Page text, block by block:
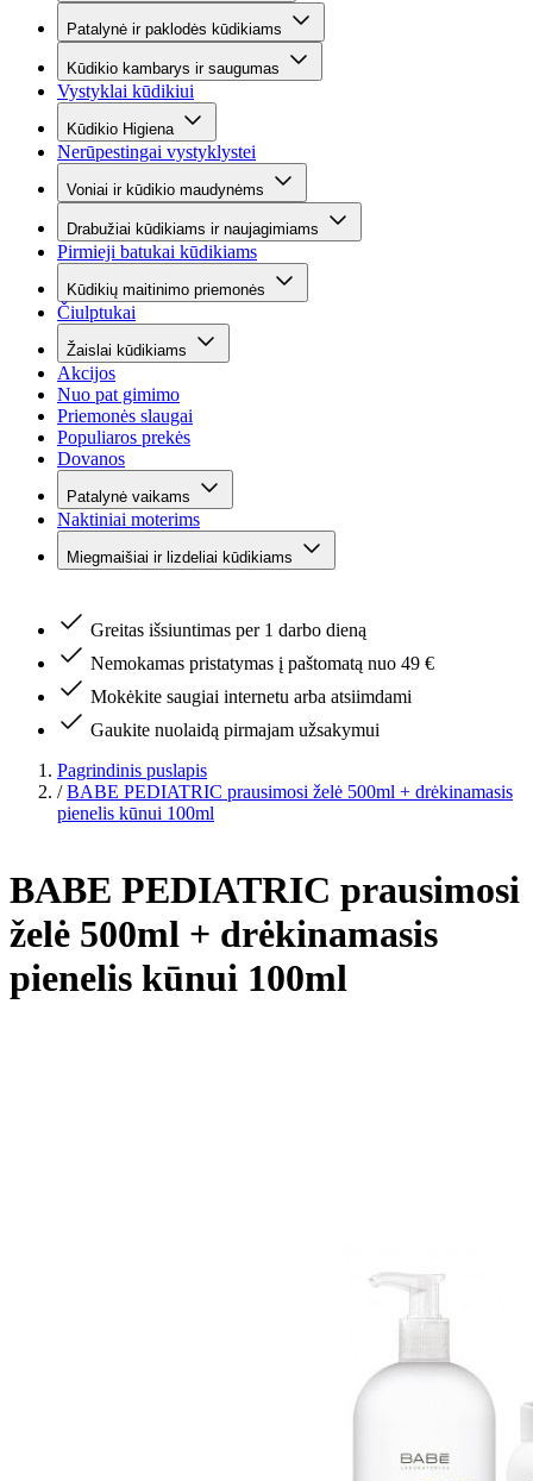
Patalynė ir paklodės kūdikiams
Kūdikio kambarys ir saugumas
Vystyklai kūdikiui
Kūdikio Higiena
Nerūpestingai vystyklystei
Voniai ir kūdikio maudynėms
Drabužiai kūdikiams ir naujagimiams
Pirmieji batukai kūdikiams
Kūdikių maitinimo priemonės
Čiulptukai
Žaislai kūdikiams
Akcijos
Nuo pat gimimo
Priemonės slaugai
Populiaros prekės
Dovanos
Patalynė vaikams
Naktiniai moterims
Miegmaišiai ir lizdeliai kūdikiams
Greitas išsiuntimas per 1 darbo dieną
Nemokamas pristatymas į paštomatą nuo 49 €
Mokėkite saugiai internetu arba atsiimdami
Gaukite nuolaidą pirmajam užsakymui
Pagrindinis puslapis
/ BABE PEDIATRIC prausimosi želė 500ml + drėkinamasis
pienelis kūnui 100ml
BABE PEDIATRIC prausimosi
želė 500ml + drėkinamasis
pienelis kūnui 100ml